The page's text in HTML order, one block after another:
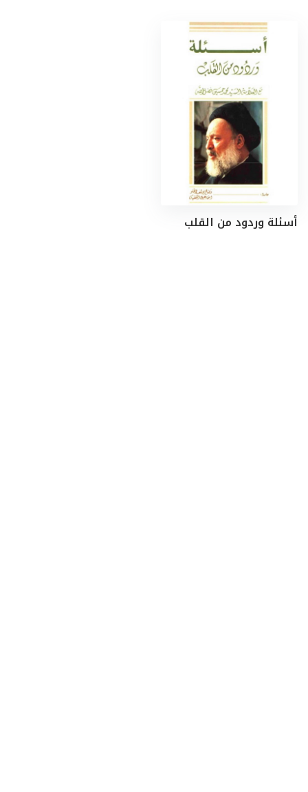
أسئلة وردود من القلب